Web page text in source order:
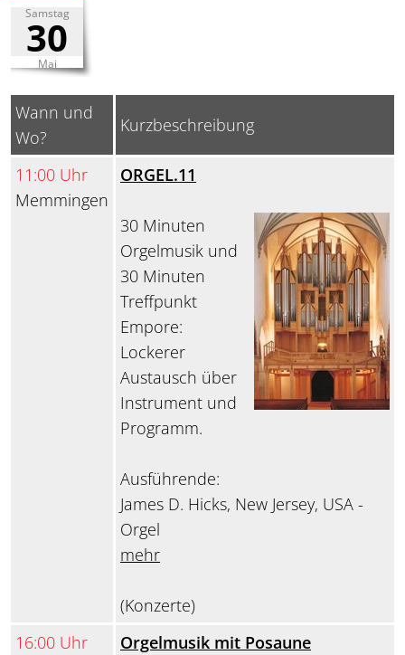
Samstag
30
Mai
Wann und
Wo?
Kurzbeschreibung
11:00 Uhr
Memmingen
ORGEL.11
30 Minuten
Orgelmusik und
30 Minuten
Treffpunkt
Empore:
Lockerer
Austausch über
Instrument und
Programm.
Ausführende:
James D. Hicks, New Jersey, USA -
Orgel
mehr
(Konzerte)
16:00 Uhr
Orgelmusik mit Posaune